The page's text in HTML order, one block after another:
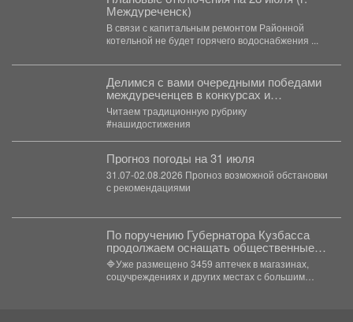
Междуреченск)
В связи с капитальным ремонтом Районной
котельной не будет горячего водоснабжения ...
Делимся с вами очередными победами
междуреченцев в конкурсах и
соревнованиях.
Читаем традиционную рубрику
#нашидостижения
Прогноз погоды на 31 июля
31.07-02.08.2026 Прогноз возможной обстановки
с рекомендациями
По поручению Губернатора Кузбасса
продолжаем оснащать общественные
пространства аптечками первой
помощи.
🔷Уже размещено 3459 аптечек в магазинах,
соцучреждениях и других местах с большим